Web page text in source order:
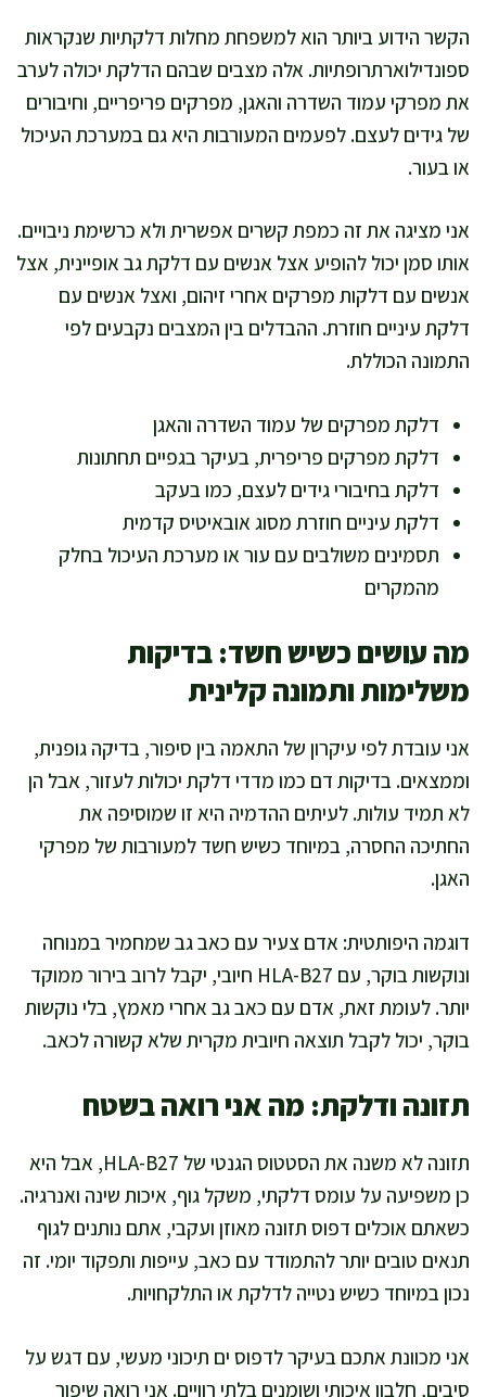
הקשר הידוע ביותר הוא למשפחת מחלות דלקתיות שנקראות
ספונדילוארתרופתיות. אלה מצבים שבהם הדלקת יכולה לערב
את מפרקי עמוד השדרה והאגן, מפרקים פריפריים, וחיבורים
של גידים לעצם. לפעמים המעורבות היא גם במערכת העיכול
או בעור.
אני מציגה את זה כמפת קשרים אפשרית ולא כרשימת ניבויים.
אותו סמן יכול להופיע אצל אנשים עם דלקת גב אופיינית, אצל
אנשים עם דלקות מפרקים אחרי זיהום, ואצל אנשים עם
דלקת עיניים חוזרת. ההבדלים בין המצבים נקבעים לפי
התמונה הכוללת.
דלקת מפרקים של עמוד השדרה והאגן
דלקת מפרקים פריפרית, בעיקר בגפיים תחתונות
דלקת בחיבורי גידים לעצם, כמו בעקב
דלקת עיניים חוזרת מסוג אובאיטיס קדמית
תסמינים משולבים עם עור או מערכת העיכול בחלק
מהמקרים
מה עושים כשיש חשד: בדיקות
משלימות ותמונה קלינית
אני עובדת לפי עיקרון של התאמה בין סיפור, בדיקה גופנית,
וממצאים. בדיקות דם כמו מדדי דלקת יכולות לעזור, אבל הן
לא תמיד עולות. לעיתים ההדמיה היא זו שמוסיפה את
החתיכה החסרה, במיוחד כשיש חשד למעורבות של מפרקי
האגן.
דוגמה היפותטית: אדם צעיר עם כאב גב שמחמיר במנוחה
ונוקשות בוקר, עם HLA-B27 חיובי, יקבל לרוב בירור ממוקד
יותר. לעומת זאת, אדם עם כאב גב אחרי מאמץ, בלי נוקשות
בוקר, יכול לקבל תוצאה חיובית מקרית שלא קשורה לכאב.
תזונה ודלקת: מה אני רואה בשטח
תזונה לא משנה את הסטטוס הגנטי של HLA-B27, אבל היא
כן משפיעה על עומס דלקתי, משקל גוף, איכות שינה ואנרגיה.
כשאתם אוכלים דפוס תזונה מאוזן ועקבי, אתם נותנים לגוף
תנאים טובים יותר להתמודד עם כאב, עייפות ותפקוד יומי. זה
נכון במיוחד כשיש נטייה לדלקת או התלקחויות.
אני מכוונת אתכם בעיקר לדפוס ים תיכוני מעשי, עם דגש על
סיבים, חלבון איכותי ושומנים בלתי רוויים. אני רואה שיפור